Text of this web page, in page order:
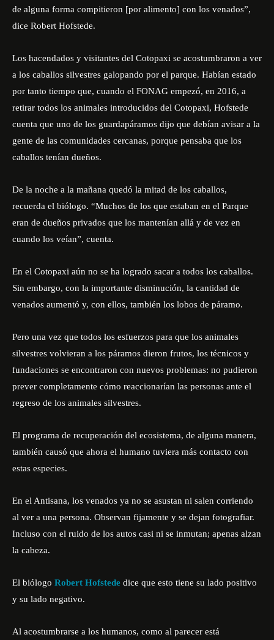
de alguna forma compitieron [por alimento] con los venados”,
dice Robert Hofstede.
Los hacendados y visitantes del Cotopaxi se acostumbraron a ver
a los caballos silvestres galopando por el parque. Habían estado
por tanto tiempo que, cuando el FONAG empezó, en 2016, a
retirar todos los animales introducidos del Cotopaxi, Hofstede
cuenta que uno de los guardapáramos dijo que debían avisar a la
gente de las comunidades cercanas, porque pensaba que los
caballos tenían dueños.
De la noche a la mañana quedó la mitad de los caballos,
recuerda el biólogo. “Muchos de los que estaban en el Parque
eran de dueños privados que los mantenían allá y de vez en
cuando los veían”, cuenta.
En el Cotopaxi aún no se ha logrado sacar a todos los caballos.
Sin embargo, con la importante disminución, la cantidad de
venados aumentó y, con ellos, también los lobos de páramo.
Pero una vez que todos los esfuerzos para que los animales
silvestres volvieran a los páramos dieron frutos, los técnicos y
fundaciones se encontraron con nuevos problemas: no pudieron
prever completamente cómo reaccionarían las personas ante el
regreso de los animales silvestres.
El programa de recuperación del ecosistema, de alguna manera,
también causó que ahora el humano tuviera más contacto con
estas especies.
En el Antisana, los venados ya no se asustan ni salen corriendo
al ver a una persona. Observan fijamente y se dejan fotografiar.
Incluso con el ruido de los autos casi ni se inmutan; apenas alzan
la cabeza.
El biólogo Robert Hofstede dice que esto tiene su lado positivo
y su lado negativo.
Al acostumbrarse a los humanos, como al parecer está